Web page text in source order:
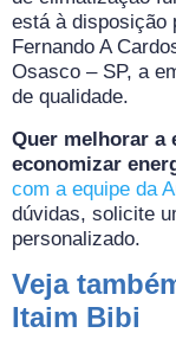
está à disposição
Fernando A
Osasco – SP, a
de qualidade.
Quer melhorar a
economizar
com a equipe da
dúvidas, solicite
personalizado.
Veja
Itaim Bibi